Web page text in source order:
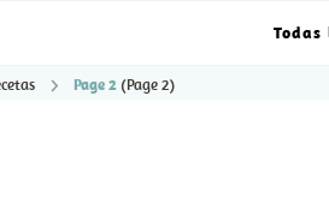
Page 2 (Page 2)